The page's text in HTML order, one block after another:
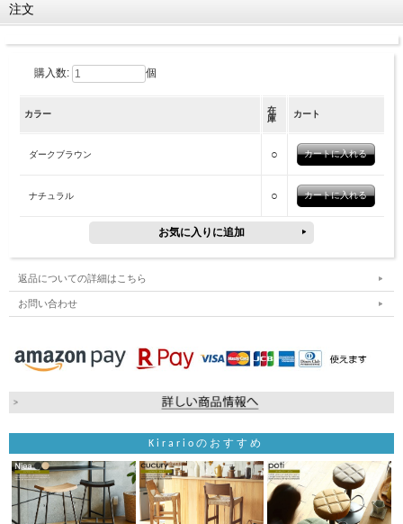
注文
購入数: 個
カラー
在
庫
カート
ダークブラウン ○
ナチュラル ○
返品についての詳細はこちら
お問い合わせ
Kirarioのおすすめ